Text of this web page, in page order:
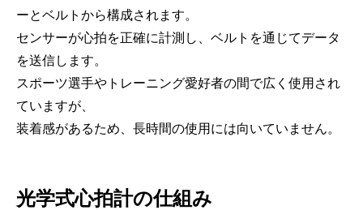
ーとベルトから構成されます。
センサーが心拍を正確に計測し、ベルトを通じてデータ
を送信します。
スポーツ選手やトレーニング愛好者の間で広く使用され
ていますが、
装着感があるため、長時間の使用には向いていません。
光学式心拍計の仕組み